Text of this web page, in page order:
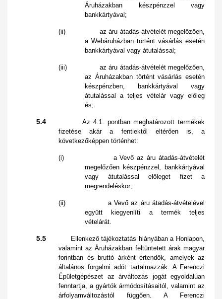
Áruházakban készpénzzel vagy
bankkártyával;
(ii) az áru átadás-átvételét megelőzően,
a Webáruházban történt vásárlás esetén
bankkártyával vagy átutalással;
(iii) az áru átadás-átvételét megelőzően,
az Áruházakban történt vásárlás esetén
készpénzben, bankkártyával vagy
átutalással a teljes vételár vagy előleg
és;
5.4 Az 4.1. pontban meghatározott termékek
fizetése akár a fentiektől eltérően is, a
következőképpen történhet:
(i) a Vevő az áru átadás-átvételét
megelőzően készpénzzel, bankkártyával
vagy átutalással előleget fizet a
megrendeléskor;
(ii) a Vevő az áru átadás-átvételével
együtt kiegyenlíti a termék teljes
vételárát.
5.5
Ellenkező tájékoztatás hiányában a Honlapon,
valamint az Áruházakban feltüntetett árak magyar
forintban és bruttó árként értendők, amelyek az
általános forgalmi adót tartalmazzák. A Ferenczi
Épületgépészet az árváltozás jogát egyoldalúan
fenntartja, a gyártók ármódosításaitól, valamint az
árfolyamváltozástól függően. A Ferenczi